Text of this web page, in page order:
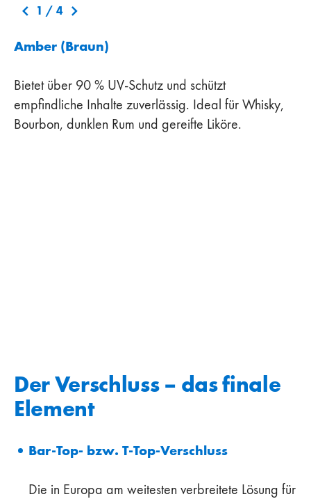
1 / 4
Amber (Braun)
Bietet über 90 % UV-Schutz und schützt
empfindliche Inhalte zuverlässig. Ideal für Whisky,
Bourbon, dunklen Rum und gereifte Liköre.
Der Verschluss – das finale
Element
Bar-Top- bzw. T-Top-Verschluss
Die in Europa am weitesten verbreitete Lösung für